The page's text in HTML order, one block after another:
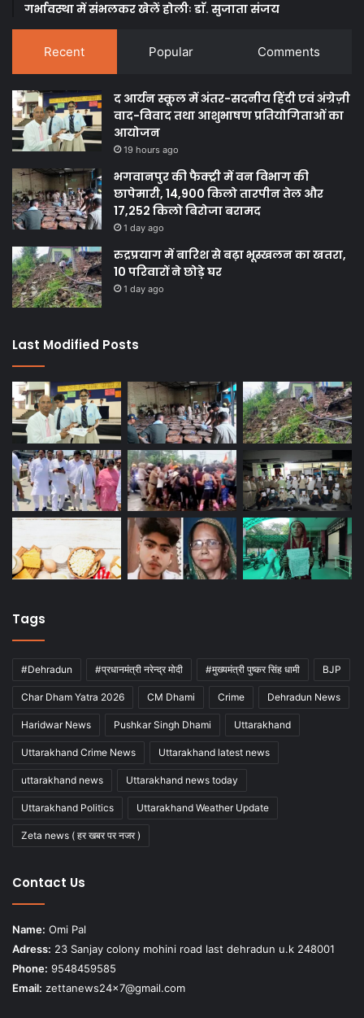
गर्भावस्था में संभलकर खेलें होलीः डाॅ. सुजाता संजय
Recent Popular Comments
द आर्यन स्कूल में अंतर-सदनीय हिंदी एवं अंग्रेज़ी
वाद-विवाद तथा आशुभाषण प्रतियोगिताओं का
आयोजन
19 hours ago
भगवानपुर की फैक्ट्री में वन विभाग की
छापेमारी, 14,900 किलो तारपीन तेल और
17,252 किलो बिरोजा बरामद
1 day ago
रुद्रप्रयाग में बारिश से बढ़ा भूस्खलन का खतरा,
10 परिवारों ने छोड़े घर
1 day ago
Last Modified Posts
Tags
#Dehradun #प्रधानमंत्री नरेन्द्र मोदी #मुख्यमंत्री पुष्कर सिंह धामी BJP
Char Dham Yatra 2026 CM Dhami Crime Dehradun News
Haridwar News Pushkar Singh Dhami Uttarakhand
Uttarakhand Crime News Uttarakhand latest news
uttarakhand news Uttarakhand news today
Uttarakhand Politics Uttarakhand Weather Update
Zeta news ( हर खबर पर नजर )
Contact Us
Name: Omi Pal
Adress: 23 Sanjay colony mohini road last dehradun u.k 248001
Phone: 9548459585
Email: zettanews24x7@gmail.com